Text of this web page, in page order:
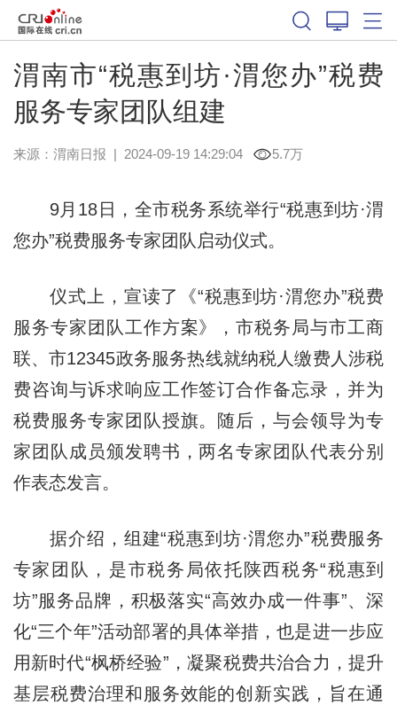
渭南市“税惠到坊·渭您办”税费
服务专家团队组建
来源： 渭南日报 | 2024-09-19 14:29:04 5.7万
9月18日，全市税务系统举行“税惠到坊·渭
您办”税费服务专家团队启动仪式。
仪式上，宣读了《“税惠到坊·渭您办”税费
服务专家团队工作方案》，市税务局与市工商
联、市12345政务服务热线就纳税人缴费人涉税
费咨询与诉求响应工作签订合作备忘录，并为
税费服务专家团队授旗。随后，与会领导为专
家团队成员颁发聘书，两名专家团队代表分别
作表态发言。
据介绍，组建“税惠到坊·渭您办”税费服务
专家团队，是市税务局依托陕西税务“税惠到
坊”服务品牌，积极落实“高效办成一件事”、深
化“三个年”活动部署的具体举措，也是进一步应
用新时代“枫桥经验”，凝聚税费共治合力，提升
基层税费治理和服务效能的创新实践，旨在通